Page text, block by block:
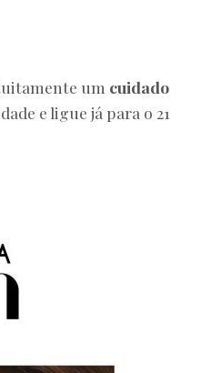
um cuidado
e ligue já para o 21